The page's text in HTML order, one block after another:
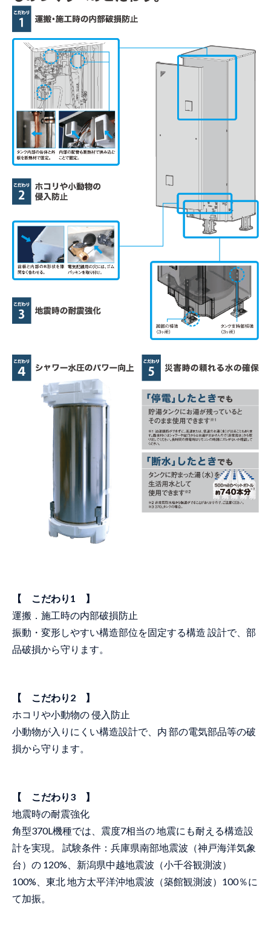
【 こだわり1 】
運搬．施工時の内部破損防止
振動・変形しやすい構造部位を固定する構造 設計で、部
品破損から守ります。
【 こだわり2 】
ホコリや小動物の 侵入防止
小動物が入りにくい構造設計で、内 部の電気部品等の破
損から守ります。
【 こだわり3 】
地震時の耐震強化
角型370L機種では、震度7相当の 地震にも耐える構造設
計を実現。 試験条件：兵庫県南部地震波（神戸海洋気象
台）の 120%、新潟県中越地震波（小千谷観測波）
100%、東北 地方太平洋沖地震波（築館観測波）100％に
て加振。